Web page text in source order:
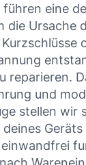
führen eine
die Ursache
reparieren.
und
stellen wir